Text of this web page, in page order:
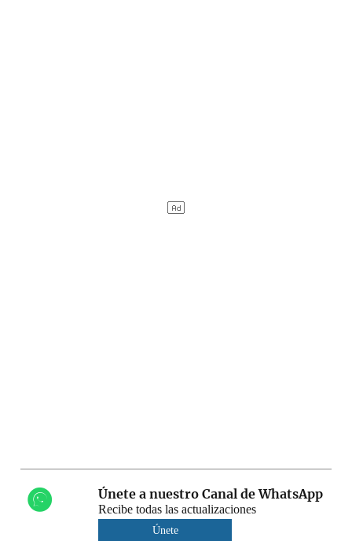
Únete a nuestro Canal de WhatsApp
Recibe todas las actualizaciones
Únete